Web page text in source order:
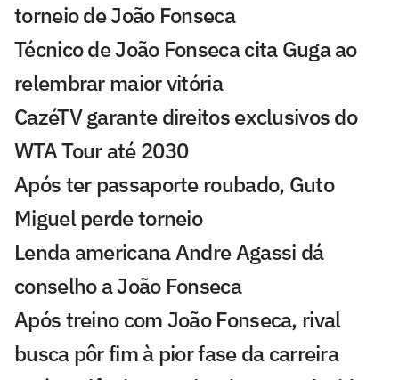
torneio de João Fonseca
Técnico de João Fonseca cita Guga ao
relembrar maior vitória
CazéTV garante direitos exclusivos do
WTA Tour até 2030
Após ter passaporte roubado, Guto
Miguel perde torneio
Lenda americana Andre Agassi dá
conselho a João Fonseca
Após treino com João Fonseca, rival
busca pôr fim à pior fase da carreira